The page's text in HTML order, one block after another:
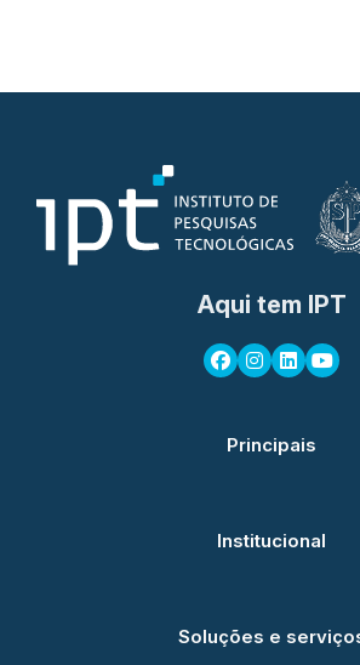
Aqui tem IPT
Principais
Institucional
Soluções e